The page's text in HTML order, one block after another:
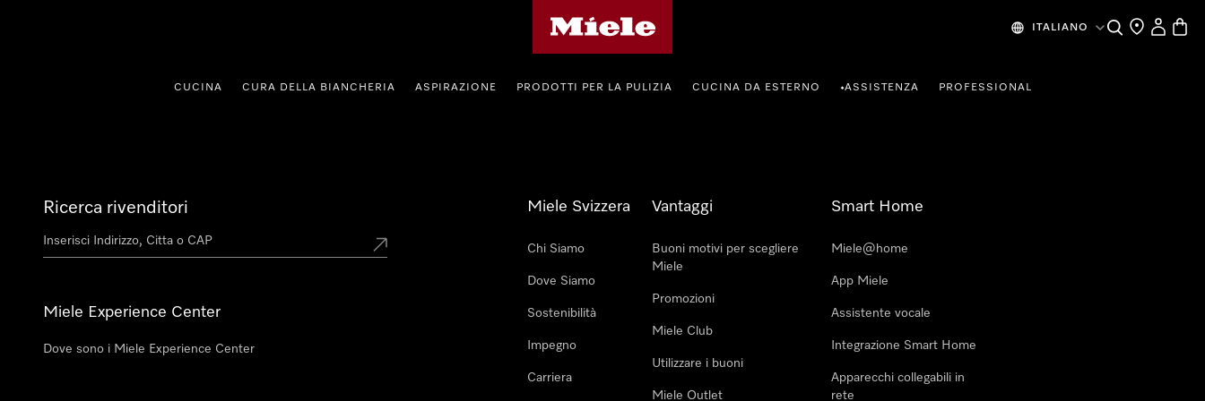
ITALIANO CercaRicerca
Il mio
CUCINA CURA DELLA BIANCHERIA ASPIRAZIONE PRODOTTI PER LA PULIZIA CUCINA DA ESTERNO •ASSISTENZA PROFESSIONAL
Ricerca rivenditori
Miele Experience Center
Dove sono i Miele Experience Center
Miele Svizzera
Chi Siamo
Dove Siamo
Sostenibilità
Impegno
Carriera
Vantaggi
Buoni motivi per scegliere
Miele
Promozioni
Miele Club
Utilizzare i buoni
Miele Outlet
Smart Home
Miele@home
App Miele
Assistente vocale
Integrazione Smart Home
Apparecchi collegabili in
rete